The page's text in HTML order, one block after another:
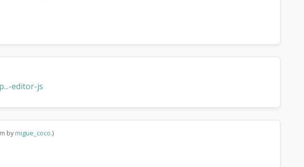
editor-js
bymigue_coco.)